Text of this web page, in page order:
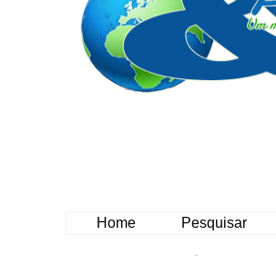
Home Pesquisar